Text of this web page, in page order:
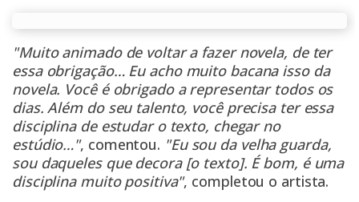
"Muito animado de voltar a fazer novela, de ter
essa obrigação… Eu acho muito bacana isso da
novela. Você é obrigado a representar todos os
dias. Além do seu talento, você precisa ter essa
disciplina de estudar o texto, chegar no
estúdio…", comentou. "Eu sou da velha guarda,
sou daqueles que decora [o texto]. É bom, é uma
disciplina muito positiva", completou o artista.